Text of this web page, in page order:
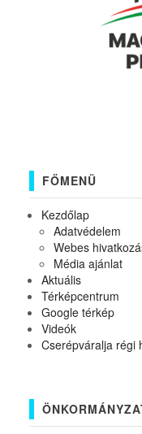
FŐMENÜ
Kezdőlap
Adatvédelem
Webes
Média ajánlat
Aktuális
Térképcentrum
Google térkép
Videók
Cserépváralja régi